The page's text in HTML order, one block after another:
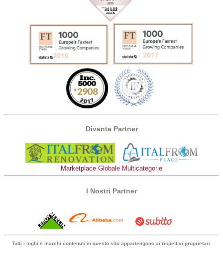
Diventa Partner
Marketplace Globale Multicategorie
I Nostri Partner
Tutti i loghi e marchi contenuti in questo sito appartengono ai rispettivi proprietari.